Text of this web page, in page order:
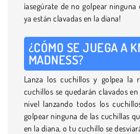
¡asegúrate de no golpear
ya están clavadas en la diana!
¿CÓMO SE JUEGA A
MADNESS?
Lanza los cuchillos y golpea la
cuchillos se quedarán clavados
nivel lanzando todos los
golpear ninguna de las cuchillas
en la diana, o tu cuchillo se